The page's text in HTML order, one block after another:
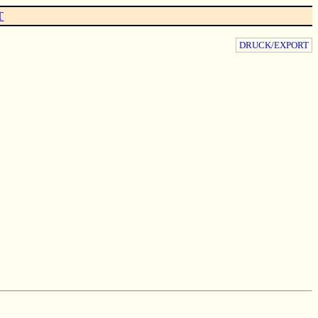
DRUCK/EXPORT